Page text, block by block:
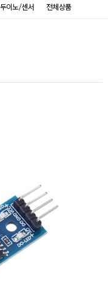
이노/센서 전체상품